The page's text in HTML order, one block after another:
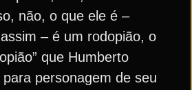
não, o que ele é –
– é um rodopião, o
que Humberto
personagem de seu